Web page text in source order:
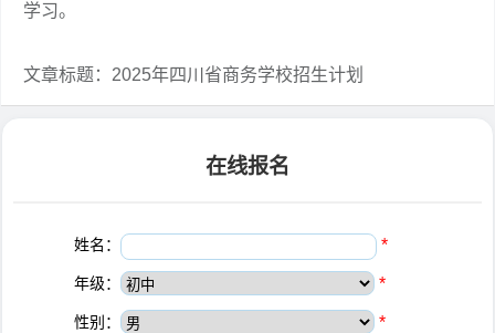
学习。
文章标题：2025年四川省商务学校招生计划
在线报名
姓名： *
年级： *
性别： *